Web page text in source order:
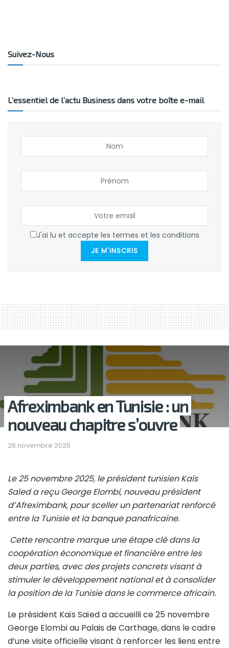
Suivez-Nous
L’essentiel de l’actu Business dans votre boîte e-mail
J'ai lu et accepte les termes et les conditions
JE M'INSCRIS
Afreximbank en Tunisie : un
nouveau chapitre s’ouvre
26 novembre 2025
Le 25 novembre 2025, le président tunisien Kaïs
Saïed a reçu George Elombi, nouveau président
d’Afreximbank, pour sceller un partenariat renforcé
entre la Tunisie et la banque panafricaine.
Cette rencontre marque une étape clé dans la
coopération économique et financière entre les
deux parties, avec des projets concrets visant à
stimuler le développement national et à consolider
la position de la Tunisie dans le commerce africain.
Le président Kaïs Saïed a accueilli ce 25 novembre
George Elombi au Palais de Carthage, dans le cadre
d’une visite officielle visant à renforcer les liens entre